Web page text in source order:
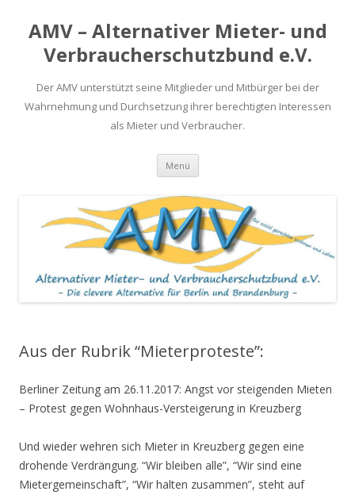
AMV – Alternativer Mieter- und
Verbraucherschutzbund e.V.
Der AMV unterstützt seine Mitglieder und Mitbürger bei der
Wahrnehmung und Durchsetzung ihrer berechtigten Interessen
als Mieter und Verbraucher.
Menü Springe
Inhalt
Aus der Rubrik “Mieterproteste”:
Berliner Zeitung am 26.11.2017: Angst vor steigenden Mieten
– Protest gegen Wohnhaus-Versteigerung in Kreuzberg
Und wieder wehren sich Mieter in Kreuzberg gegen eine
drohende Verdrängung. “Wir bleiben alle”, “Wir sind eine
Mietergemeinschaft”, “Wir halten zusammen”, steht auf